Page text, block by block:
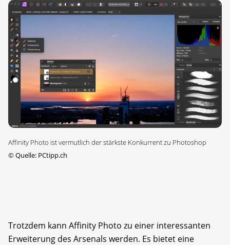
Affinity Photo ist vermutlich der stärkste Konkurrent zu Photoshop
©Quelle: PCtipp.ch
Trotzdem kann Affinity Photo zu einer interessanten
Erweiterung des Arsenals werden. Es bietet eine